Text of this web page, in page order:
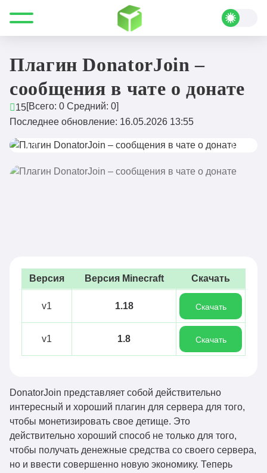
Все для Minecraft Плагины Донат и магазин
Плагин DonatorJoin – сообщения в чате о донате
Плагин DonatorJoin –
сообщения в чате о донате
15[Всего: 0 Средний: 0]
Последнее обновление: 16.05.2026 13:55
Версия Версия Minecraft Скачать
v1 1.18 Скачать
v1 1.8 Скачать
DonatorJoin представляет собой действительно
интересный и хороший плагин для сервера для того,
чтобы монетизировать свое детище. Это
действительно хороший способ не только для того,
чтобы получать денежные средства со своего сервера,
но и ввести совершенно новую экономику. Теперь